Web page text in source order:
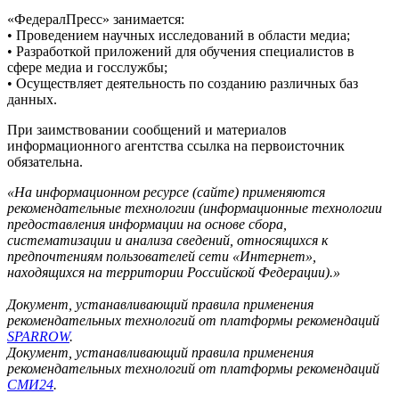
«ФедералПресс» занимается:
• Проведением научных исследований в области медиа;
• Разработкой приложений для обучения специалистов в
сфере медиа и госслужбы;
• Осуществляет деятельность по созданию различных баз
данных.
При заимствовании сообщений и материалов
информационного агентства ссылка на первоисточник
обязательна.
«На информационном ресурсе (сайте) применяются
рекомендательные технологии (информационные технологии
предоставления информации на основе сбора,
систематизации и анализа сведений, относящихся к
предпочтениям пользователей сети «Интернет»,
находящихся на территории Российской Федерации).»
Документ, устанавливающий правила применения
рекомендательных технологий от платформы рекомендаций
SPARROW.
Документ, устанавливающий правила применения
рекомендательных технологий от платформы рекомендаций
СМИ24.